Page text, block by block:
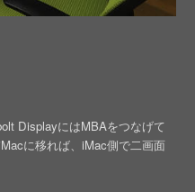
DisplayにはMBAをつなげて
に移れば、iMac側で二画面